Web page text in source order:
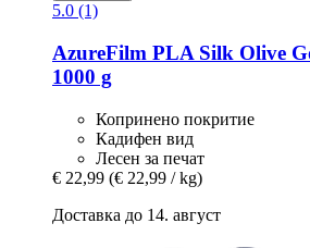
5.0 (1)
AzureFilm PLA Silk Olive
1000 g
Копринено покритие
Кадифен вид
Лесен за печат
€ 22,99 (€ 22,99 / kg)
Доставка до 14. август